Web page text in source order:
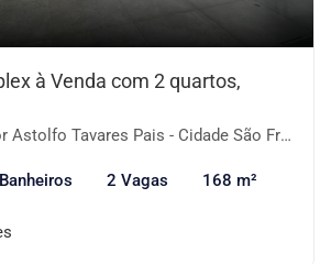
à Venda com 2 quartos,
Tavares Pais - Cidade São Francisco, São Paulo-SP
2 Vagas 168 m²